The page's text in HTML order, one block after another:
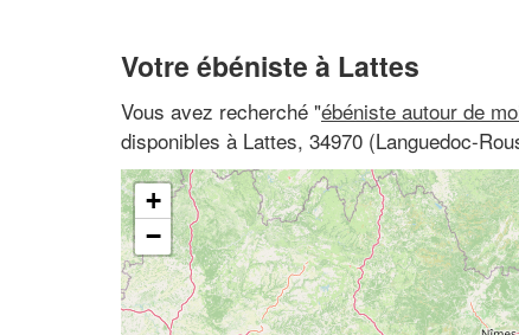
Votre ébéniste à Lattes
Vous avez recherché "ébéniste autour de
disponibles à Lattes, 34970 (Languedoc-
+
−